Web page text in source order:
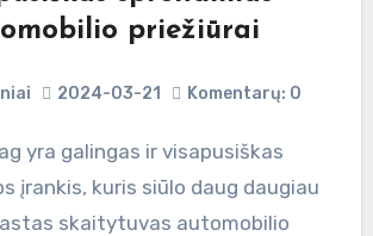
priežiūrai
2024-03-21 Komentarų: 0
įrankis, kuris siūlo daug daugiau
skaitytuvas automobilio